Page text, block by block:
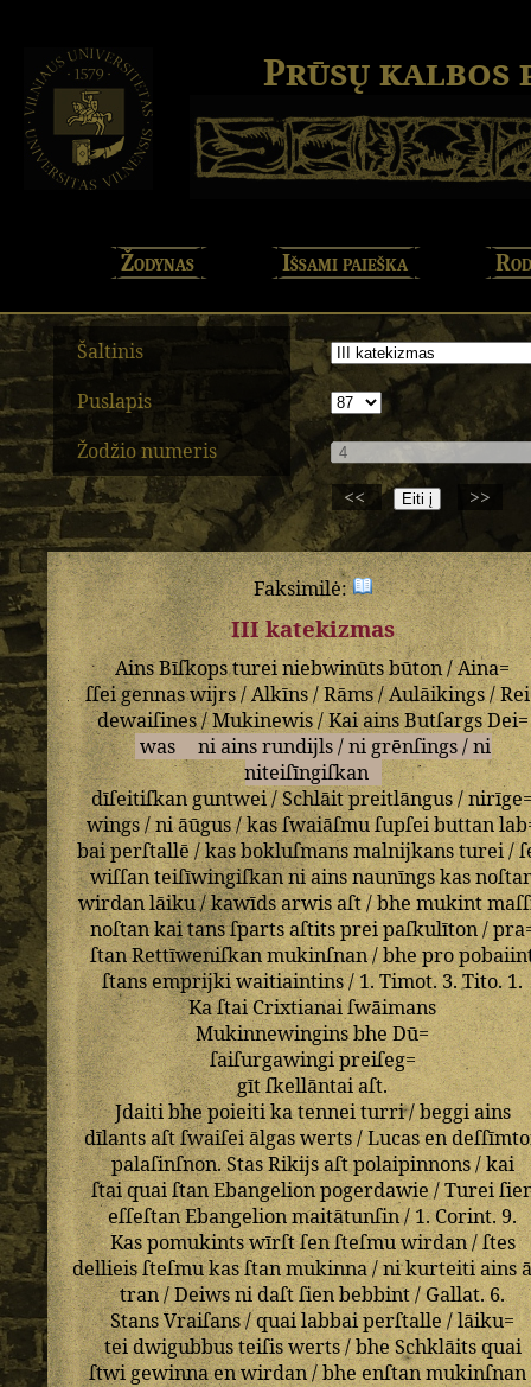
Prūsų kalbos
Žodynas Išsami paieška
Šaltinis
Puslapis
Žodžio numeris
<<
>>
Faksimilė:
III katekizmas
AinsBīſkopsturei niebwinūtsbūton/Aina=
ſſeigennaswijrs/Alkīns/Rāms/Aulāikings/
dewaiſines/Mukinewis/KaiainsButſargsDei=
was
ni ains rundijls/ni grēnſings/ni
niteiſīngiſkan
dīſeitiſkan guntwei/Schlāitpreitlāngus/
wings/niāūgus/kasſwaiāſmuſupſeibuttan
baiperſtallē/kasbokluſmansmalnijkansturei/
wiſſan teiſīwingiſkanni ains naunīngs kas
wirdanlāiku/kawīdsarwisaſt/bhemukint
noſtankaitansſpartsaſtitspreipaſkulīton/
ſtan Rettīweniſkanmukinſnan/bhe pro
ſtansemprijki waitiaintins/1.Timot.3.Tito.1.
KaſtaiCrixtianai ſwāimans
MukinnewinginsbheDū=
ſaiſurgawingipreiſeg=
gītſkellāntai aſt.
Jdaitibhepoieitikatenneiturri/beggiains
dīlantsaſtſwaiſeiālgaswerts/Lucasen
palaſinſnon.StasRikijsaſtpolaipinnons/kai
ſtaiquaiſtanEbangelionpogerdawie/Turei
eſſeſtanEbangelion maitātunſin/1.Corint.9.
Kaspomukintswīrſtſenſteſmuwirdan/ſtes
dellieisſteſmukasſtanmukinna/nikurteitiains
tran/Deiwsnidaſtſienbebbint/Gallat.6.
StansVraiſans/quailabbaiperſtalle/lāiku=
teidwigubbusteiſiswerts/bheSchklāitsquai
ſtwigewinnaenwirdan/bhe enſtanmukinſnan